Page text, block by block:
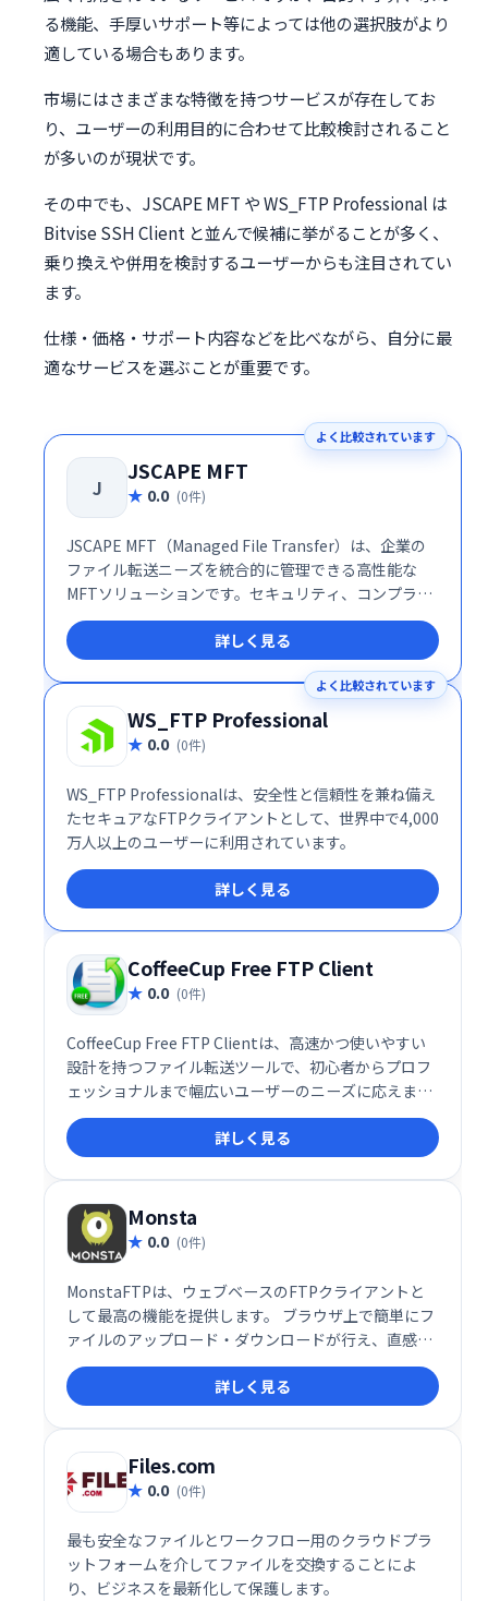
る機能、手厚いサポート等によっては他の選択肢がより
適している場合もあります。
市場にはさまざまな特徴を持つサービスが存在してお
り、ユーザーの利用目的に合わせて比較検討されること
が多いのが現状です。
その中でも、JSCAPE MFT や WS_FTP Professional は
Bitvise SSH Client と並んで候補に挙がることが多く、
乗り換えや併用を検討するユーザーからも注目されてい
ます。
仕様・価格・サポート内容などを比べながら、自分に最
適なサービスを選ぶことが重要です。
よく比較されています
J
JSCAPE MFT
0.0 (0件)
JSCAPE MFT（Managed File Transfer）は、企業の
ファイル転送ニーズを統合的に管理できる高性能な
MFTソリューションです。セキュリティ、コンプライ
アンス、自動化に優れた設計となっており、異なるプ
ロトコルやプラットフォーム間での安全なデータ交換
を可能にします。特に、機密データを扱う金融、医
療、法律、政府機関などの業界で高い評価を得ていま
す。
詳しく見る
よく比較されています
WS_FTP Professional
0.0 (0件)
WS_FTP Professionalは、安全性と信頼性を兼ね備え
たセキュアなFTPクライアントとして、世界中で4,000
万人以上のユーザーに利用されています。
詳しく見る
CoffeeCup Free FTP Client
0.0 (0件)
CoffeeCup Free FTP Clientは、高速かつ使いやすい
設計を持つファイル転送ツールで、初心者からプロフ
ェッショナルまで幅広いユーザーのニーズに応えま
す。
詳しく見る
Monsta
0.0 (0件)
MonstaFTPは、ウェブベースのFTPクライアントと
して最高の機能を提供します。 ブラウザ上で簡単にフ
ァイルのアップロード・ダウンロードが行え、直感的
なインターフェースで快適な操作を実現します。 効率
的なファイル管理で、作業時間を大幅に削減できま
す。 今すぐMonstaFTPで、ストレスフリーなファイ
ル転送を体験してください。
詳しく見る
Files.com
0.0 (0件)
最も安全なファイルとワークフロー用のクラウドプラ
ットフォームを介してファイルを交換することによ
り、ビジネスを最新化して保護します。